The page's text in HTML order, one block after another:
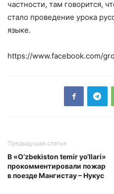
частности, там говорится,
стало проведение урока
языке.
https://www.facebook.com/
Предыдущая статья
В «O‘zbekiston temir yo‘llari»
прокомментировали пожар
в поезде Мангистау – Нукус